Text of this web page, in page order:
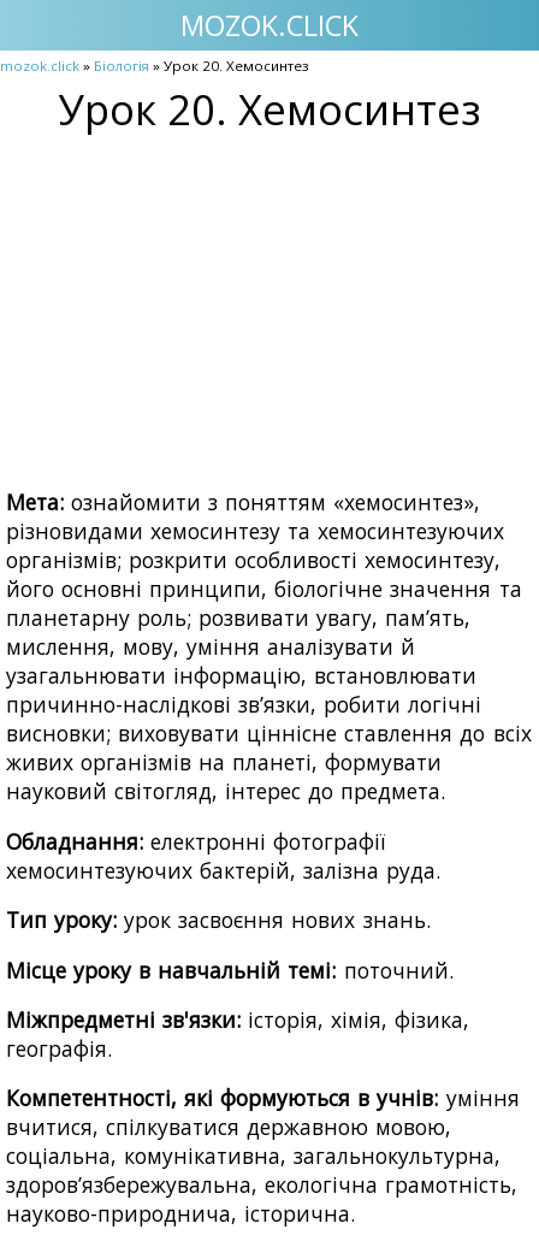
MOZOK.CLICK
mozok.click » Біологія » Урок 20. Хемосинтез
Урок 20. Хемосинтез
Мета: ознайомити з поняттям «хемосинтез»,
різновидами хемосинтезу та хемосинтезуючих
організмів; розкрити особливості хемосинтезу,
його основні принципи, біологічне значення та
планетарну роль; розвивати увагу, пам’ять,
мислення, мову, уміння аналізувати й
узагальнювати інформацію, встановлювати
причинно-наслідкові зв’язки, робити логічні
висновки; виховувати ціннісне ставлення до всіх
живих організмів на планеті, формувати
науковий світогляд, інтерес до предмета.
Обладнання: електронні фотографії
хемосинтезуючих бактерій, залізна руда.
Тип уроку: урок засвоєння нових знань.
Місце уроку в навчальній темі: поточний.
Міжпредметні зв'язки: історія, хімія, фізика,
географія.
Компетентності, які формуються в учнів: уміння
вчитися, спілкуватися державною мовою,
соціальна, комунікативна, загальнокультурна,
здоров’язбережувальна, екологічна грамотність,
науково-природнича, історична.